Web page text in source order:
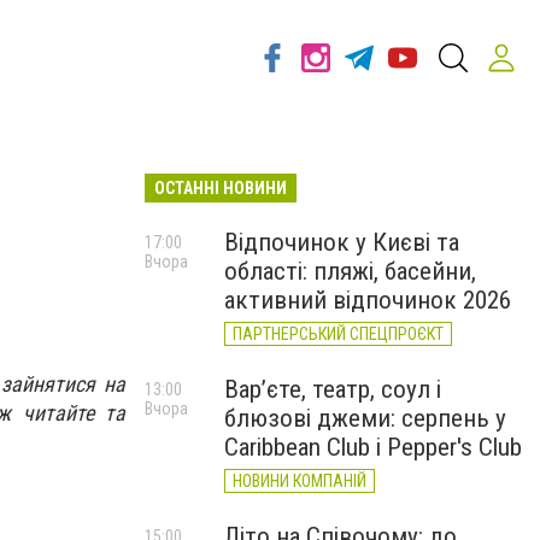
на
читайте та
ОСТАННІ НОВИНИ
Відпочинок у Києві та
області: пляжі, басейни,
активний відпочинок 2026
ПАРТНЕРСЬКИЙ СПЕЦПРОЄКТ
17:00
Вчора
Вар’єте, театр, соул і
блюзові джеми: серпень у
Caribbean Club і Pepper's Club
НОВИНИ КОМПАНІЙ
13:00
Вчора